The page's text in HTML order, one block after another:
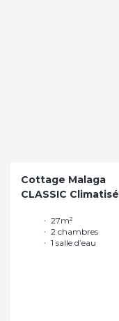
Cottage Malaga
CLASSIC Climatisé
27m²
2 chambres
1 salle d’eau